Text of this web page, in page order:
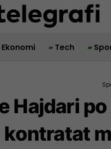
Ekonomi Tech
Hajdari
kontratat